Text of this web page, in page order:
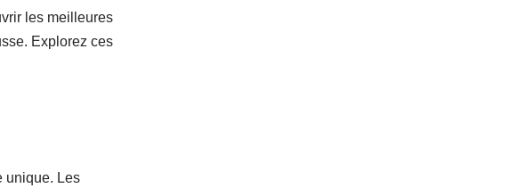
les meilleures
Explorez ces
unique. Les